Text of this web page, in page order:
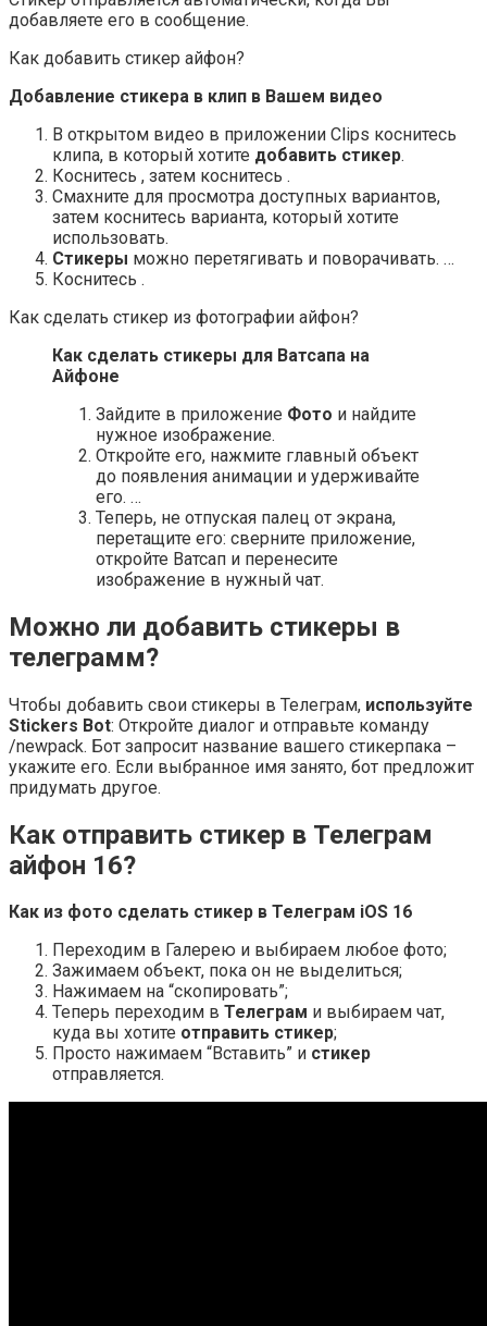
добавляете его в сообщение.
Как добавить стикер айфон?
Добавление стикера в клип в Вашем видео
В открытом видео в приложении Clips коснитесь
клипа, в который хотите добавить стикер.
Коснитесь , затем коснитесь .
Смахните для просмотра доступных вариантов,
затем коснитесь варианта, который хотите
использовать.
Стикеры можно перетягивать и поворачивать. …
Коснитесь .
Как сделать стикер из фотографии айфон?
Как сделать стикеры для Ватсапа на
Айфоне
Зайдите в приложение Фото и найдите
нужное изображение.
Откройте его, нажмите главный объект
до появления анимации и удерживайте
его. …
Теперь, не отпуская палец от экрана,
перетащите его: сверните приложение,
откройте Ватсап и перенесите
изображение в нужный чат.
Можно ли добавить стикеры в
телеграмм?
Чтобы добавить свои стикеры в Телеграм, используйте
Stickers Bot: Откройте диалог и отправьте команду
/newpack. Бот запросит название вашего стикерпака –
укажите его. Если выбранное имя занято, бот предложит
придумать другое.
Как отправить стикер в Телеграм
айфон 16?
Как из фото сделать стикер в Телеграм iOS 16
Переходим в Галерею и выбираем любое фото;
Зажимаем объект, пока он не выделиться;
Нажимаем на “скопировать”;
Теперь переходим в Телеграм и выбираем чат,
куда вы хотите отправить стикер;
Просто нажимаем “Вставить” и стикер
отправляется.